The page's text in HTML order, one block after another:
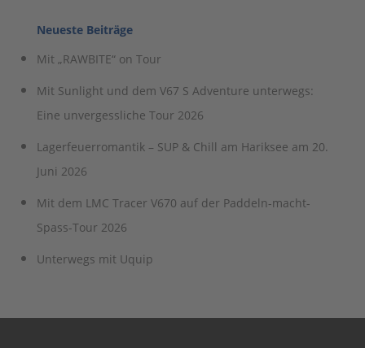
Neueste Beiträge
Mit „RAWBITE“ on Tour
Mit Sunlight und dem V67 S Adventure unterwegs:
Eine unvergessliche Tour 2026
Lagerfeuerromantik – SUP & Chill am Hariksee am 20.
Juni 2026
Mit dem LMC Tracer V670 auf der Paddeln-macht-
Spass-Tour 2026
Unterwegs mit Uquip